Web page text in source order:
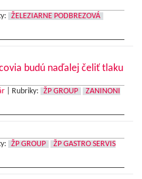
ŽELEZIARNE PODBREZOVÁ
budú naďalej čeliť tlaku
Rubriky: ŽP GROUP
ZANINONI
ŽP GROUP
ŽP GASTRO SERVIS